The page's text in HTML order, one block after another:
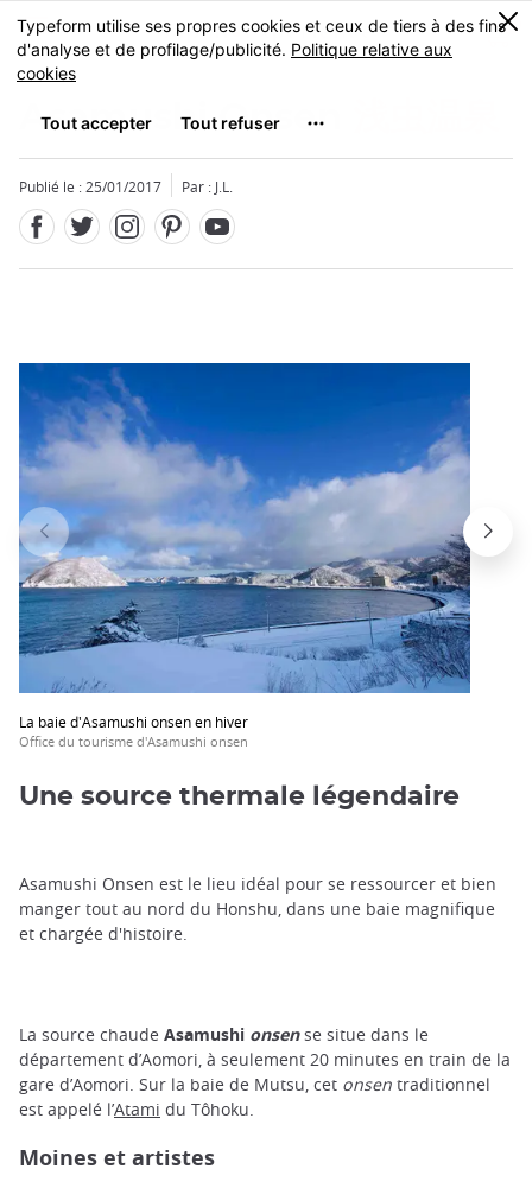
Skip
to
main
MENU
0
Asamushi Onsen
Publié le : 25/01/2017 Par : J.L.
La baie d'Asamushi onsen en hiver
Office du tourisme d'Asamushi onsen
Fermer
Une source thermale légendaire
Asamushi Onsen est le lieu idéal pour se ressourcer et bien
manger tout au nord du Honshu, dans une baie magnifique
et chargée d'histoire.
La source chaude Asamushi onsense situe dans le
département d’Aomori, à seulement 20 minutes en train de la
gare d’Aomori. Sur la baie de Mutsu, cet onsen traditionnel
est appelé l’Atami du Tôhoku.
Moines et artistes